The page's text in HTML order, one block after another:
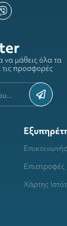
να μάθεις όλα τα
τις προσφορές
Επιστροφές
Χάρτης